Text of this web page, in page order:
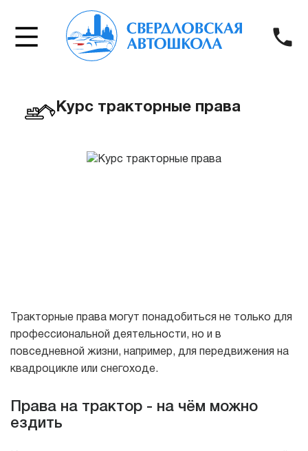
Курс тракторные права
Тракторные права могут понадобиться не только для
профессиональной деятельности, но и в
повседневной жизни, например, для передвижения на
квадроцикле или снегоходе.
Права на трактор - на чём можно
ездить